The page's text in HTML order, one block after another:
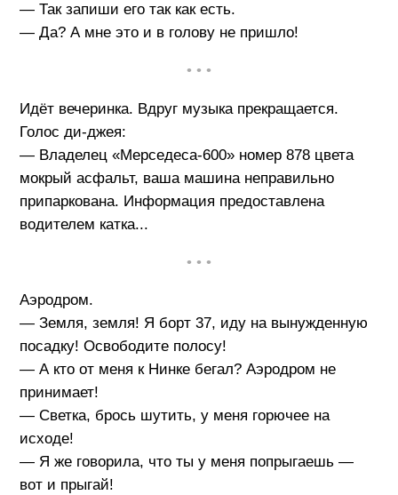
— Так запиши его так как есть.
— Да? А мне это и в голову не пришло!
• • •
Идёт вечеринка. Вдруг музыка прекращается.
Голос ди-джея:
— Владелец «Мерседеса-600» номер 878 цвета
мокрый асфальт, ваша машина неправильно
припаркована. Информация предоставлена
водителем катка...
• • •
Аэродром.
— Земля, земля! Я борт 37, иду на вынужденную
посадку! Освободите полосу!
— А кто от меня к Нинке бегал? Аэродром не
принимает!
— Светка, брось шутить, у меня горючее на
исходе!
— Я же говорила, что ты у меня попрыгаешь —
вот и прыгай!